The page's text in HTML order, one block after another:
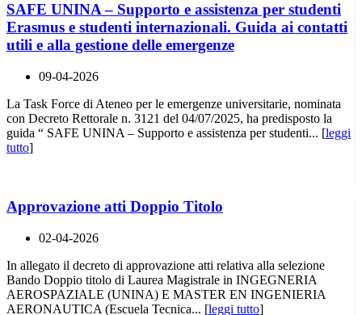
SAFE UNINA – Supporto e assistenza per studenti
Erasmus e studenti internazionali. Guida ai contatti
utili e alla gestione delle emergenze
09-04-2026
La Task Force di Ateneo per le emergenze universitarie, nominata
con Decreto Rettorale n. 3121 del 04/07/2025, ha predisposto la
guida “ SAFE UNINA – Supporto e assistenza per studenti... [leggi
tutto]
Approvazione atti Doppio Titolo
02-04-2026
In allegato il decreto di approvazione atti relativa alla selezione
Bando Doppio titolo di Laurea Magistrale in INGEGNERIA
AEROSPAZIALE (UNINA) E MASTER EN INGENIERIA
AERONAUTICA (Escuela Tecnica... [leggi tutto]